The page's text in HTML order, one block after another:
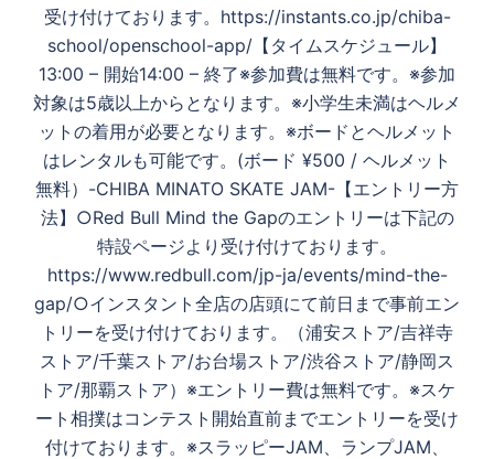
受け付けております。https://instants.co.jp/chiba-
school/openschool-app/【タイムスケジュール】
13:00 – 開始14:00 – 終了※参加費は無料です。※参加
対象は5歳以上からとなります。※小学生未満はヘルメ
ットの着用が必要となります。※ボードとヘルメット
はレンタルも可能です。(ボード ¥500 / ヘルメット
無料）-CHIBA MINATO SKATE JAM-【エントリー方
法】○Red Bull Mind the Gapのエントリーは下記の
特設ページより受け付けております。
https://www.redbull.com/jp-ja/events/mind-the-
gap/○インスタント全店の店頭にて前日まで事前エン
トリーを受け付けております。（浦安ストア/吉祥寺
ストア/千葉ストア/お台場ストア/渋谷ストア/静岡ス
トア/那覇ストア）※エントリー費は無料です。※スケ
ート相撲はコンテスト開始直前までエントリーを受け
付けております。※スラッピーJAM、ランプJAM、